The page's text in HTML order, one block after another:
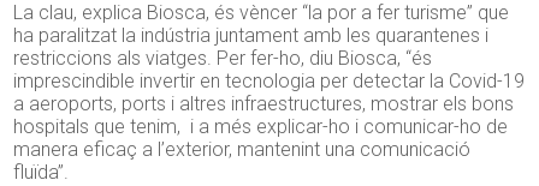
La clau, explica Biosca, és vèncer “la por a fer turisme” que
ha paralitzat la indústria juntament amb les quarantenes i
restriccions als viatges. Per fer-ho, diu Biosca, “és
imprescindible invertir en tecnologia per detectar la Covid-19
a aeroports, ports i altres infraestructures, mostrar els bons
hospitals que tenim, i a més explicar-ho i comunicar-ho de
manera eficaç a l’exterior, mantenint una comunicació
fluïda”.